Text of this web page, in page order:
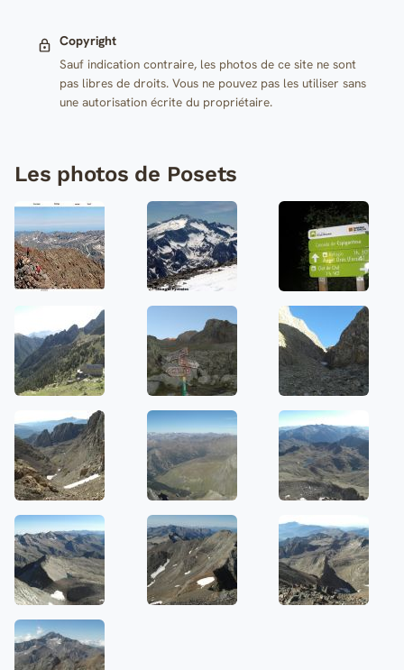
Copyright
Sauf indication contraire, les photos de ce site ne sont
pas libres de droits. Vous ne pouvez pas les utiliser sans
une autorisation écrite du propriétaire.
Les photos de Posets